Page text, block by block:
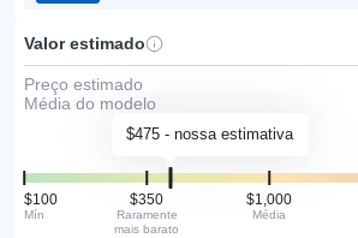
Valor estimado
Preço estimado
Média do modelo
$475 - nossa estimativa
$100
Mín
$350
Raramente
mais barato
$1,000
Média